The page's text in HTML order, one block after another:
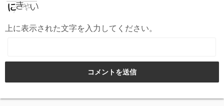
上に表示された文字を入力してください。